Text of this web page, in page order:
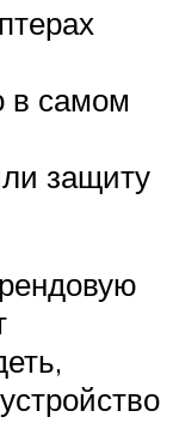
в самом
защиту